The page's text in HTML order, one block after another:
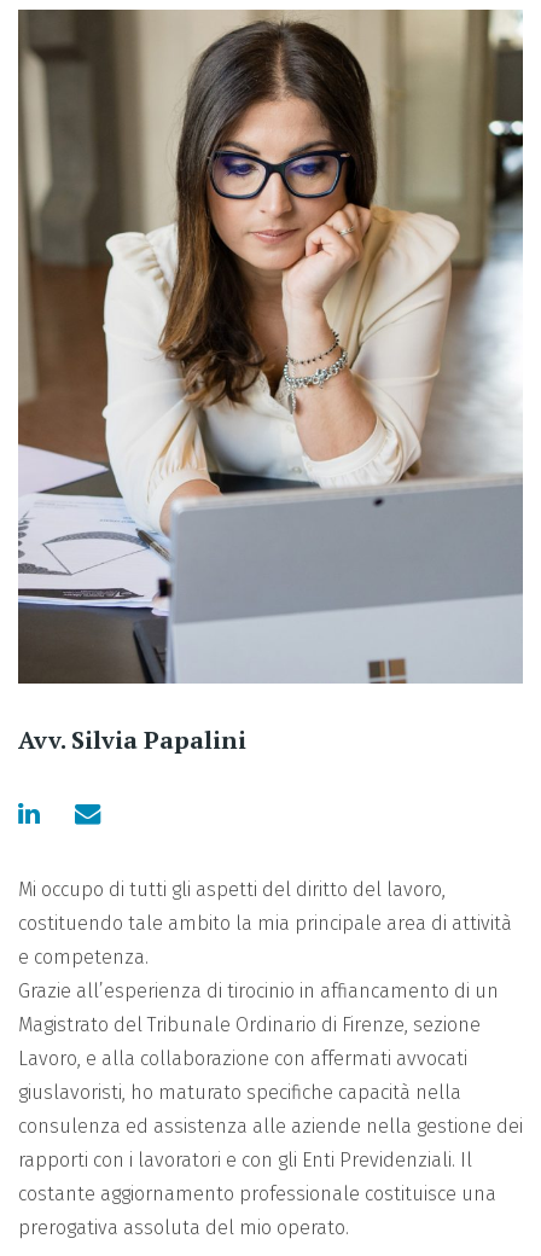
Avv. Silvia Papalini
Mi occupo di tutti gli aspetti del diritto del lavoro,
costituendo tale ambito la mia principale area di attività
e competenza.
Grazie all’esperienza di tirocinio in affiancamento di un
Magistrato del Tribunale Ordinario di Firenze, sezione
Lavoro, e alla collaborazione con affermati avvocati
giuslavoristi, ho maturato specifiche capacità nella
consulenza ed assistenza alle aziende nella gestione dei
rapporti con i lavoratori e con gli Enti Previdenziali. Il
costante aggiornamento professionale costituisce una
prerogativa assoluta del mio operato.